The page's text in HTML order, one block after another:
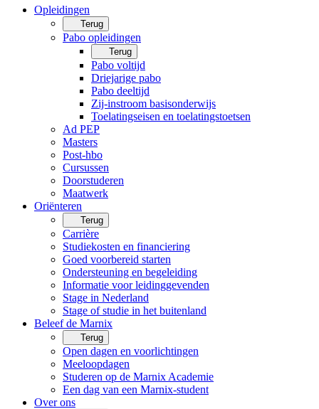
Opleidingen
Terug
Pabo opleidingen
Terug
Pabo voltijd
Driejarige pabo
Pabo deeltijd
Zij-instroom basisonderwijs
Toelatingseisen en toelatingstoetsen
Ad PEP
Masters
Post-hbo
Cursussen
Doorstuderen
Maatwerk
Oriënteren
Terug
Carrière
Studiekosten en financiering
Goed voorbereid starten
Ondersteuning en begeleiding
Informatie voor leidinggevenden
Stage in Nederland
Stage of studie in het buitenland
Beleef de Marnix
Terug
Open dagen en voorlichtingen
Meeloopdagen
Studeren op de Marnix Academie
Een dag van een Marnix-student
Over ons